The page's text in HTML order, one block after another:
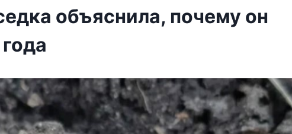
объяснила, почему он